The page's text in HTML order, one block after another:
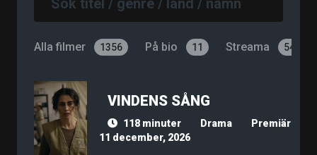
Alla filmer 1356 På bio 11 Streama 540
VINDENS SÅNG
118 minuter Drama
Premiär
11 december, 2026